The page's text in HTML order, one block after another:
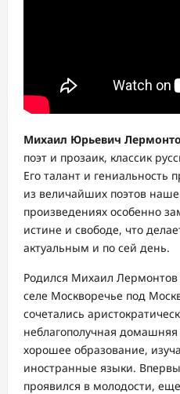
Михаил Юрьевич
поэт и прозаик, классик
Его талант и гениальность
из величайших поэтов
произведениях особенно
истине и свободе, что
актуальным и по сей день.
Родился Михаил Лермонтов
селе Москворечье под
сочетались
неблагополучная
хорошее образование,
иностранные языки.
проявился в молодости,